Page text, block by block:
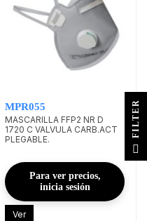
MPR055
MASCARILLA FFP2 NR D
1720 C VALVULA CARB.ACT
PLEGABLE.
Para ver precios,
inicia sesión
Ver
R